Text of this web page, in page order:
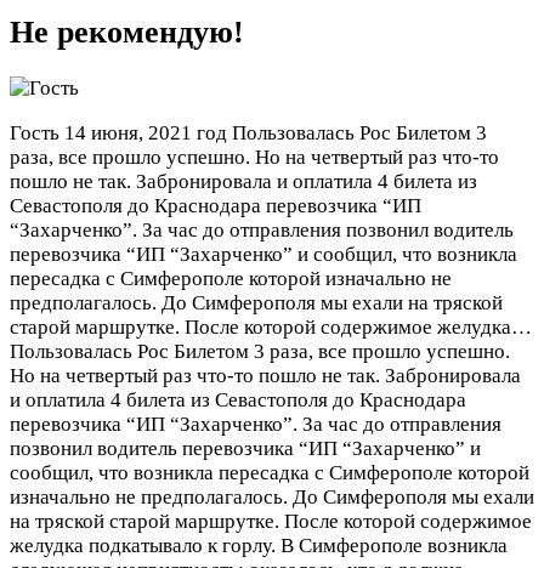
Не рекомендую!
Гость 14 июня, 2021 год Пользовалась Рос Билетом 3
раза, все прошло успешно. Но на четвертый раз что-то
пошло не так. Забронировала и оплатила 4 билета из
Севастополя до Краснодара перевозчика “ИП
“Захарченко”. За час до отправления позвонил водитель
перевозчика “ИП “Захарченко” и сообщил, что возникла
пересадка с Симферополе которой изначально не
предполагалось. До Симферополя мы ехали на тряской
старой маршрутке. После которой содержимое желудка…
Пользовалась Рос Билетом 3 раза, все прошло успешно.
Но на четвертый раз что-то пошло не так. Забронировала
и оплатила 4 билета из Севастополя до Краснодара
перевозчика “ИП “Захарченко”. За час до отправления
позвонил водитель перевозчика “ИП “Захарченко” и
сообщил, что возникла пересадка с Симферополе которой
изначально не предполагалось. До Симферополя мы ехали
на тряской старой маршрутке. После которой содержимое
желудка подкатывало к горлу. В Симферополе возникла